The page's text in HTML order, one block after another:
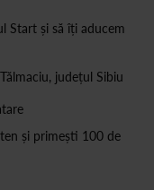
Start și să îți aducem
județul Sibiu
și primești 100 de